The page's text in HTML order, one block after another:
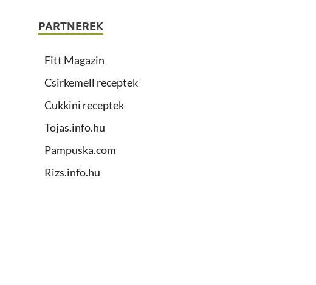
PARTNEREK
Fitt Magazin
Csirkemell receptek
Cukkini receptek
Tojas.info.hu
Pampuska.com
Rizs.info.hu